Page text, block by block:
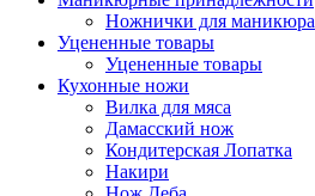
Ножнички для маникюра
Уцененные товары
Уцененные товары
Кухонные ножи
Вилка для мяса
Дамасский нож
Кондитерская Лопатка
Накири